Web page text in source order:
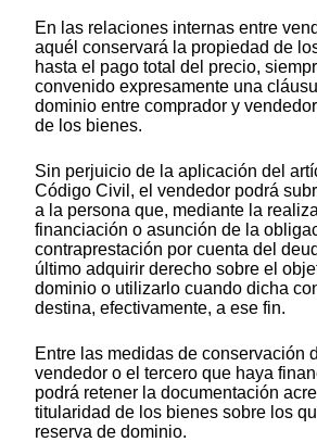
En las relaciones internas entre
aquél conservará la propiedad de
hasta el pago total del precio,
convenido expresamente una
dominio entre comprador y
de los bienes.
Sin perjuicio de la aplicación del
Código Civil, el vendedor podrá
a la persona que, mediante la
financiación o asunción de la
contraprestación por cuenta del
último adquirir derecho sobre el
dominio o utilizarlo cuando dicha
destina, efectivamente, a ese fin.
Entre las medidas de conservación
vendedor o el tercero que haya
podrá retener la documentación
titularidad de los bienes sobre los
reserva de dominio.